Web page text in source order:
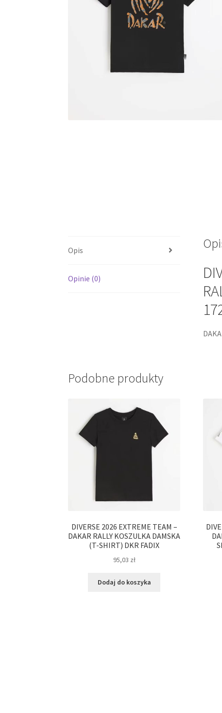
Opis
Opinie (0)
Podobne produkty
DIVERSE 2026 EXTREME TEAM –
DAKAR RALLY KOSZULKA DAMSKA
(T-SHIRT) DKR FADIX
95,03 zł
Dodaj do koszyka